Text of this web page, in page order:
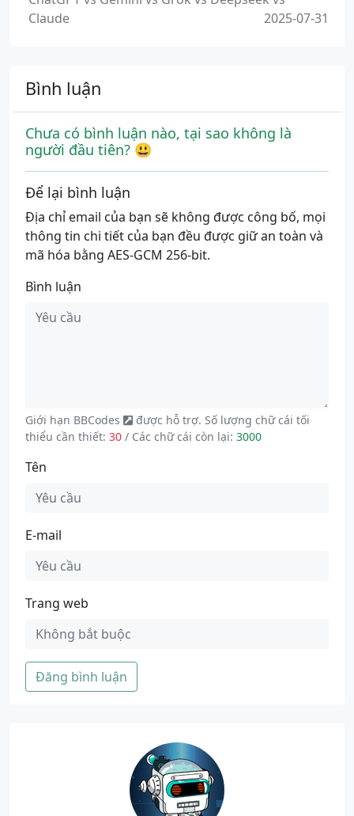
Claude
2025-07-31
Bình luận
Chưa có bình luận nào, tại sao không là
người đầu tiên? 😃
Để lại bình luận
Địa chỉ email của bạn sẽ không được công bố, mọi
thông tin chi tiết của bạn đều được giữ an toàn và
mã hóa bằng AES-GCM 256-bit.
Bình luận
Giới hạn BBCodes
được hỗ trợ. Số lượng chữ cái tối
thiểu cần thiết: 30 / Các chữ cái còn lại: 3000
Tên
E-mail
Trang web
Đăng bình luận